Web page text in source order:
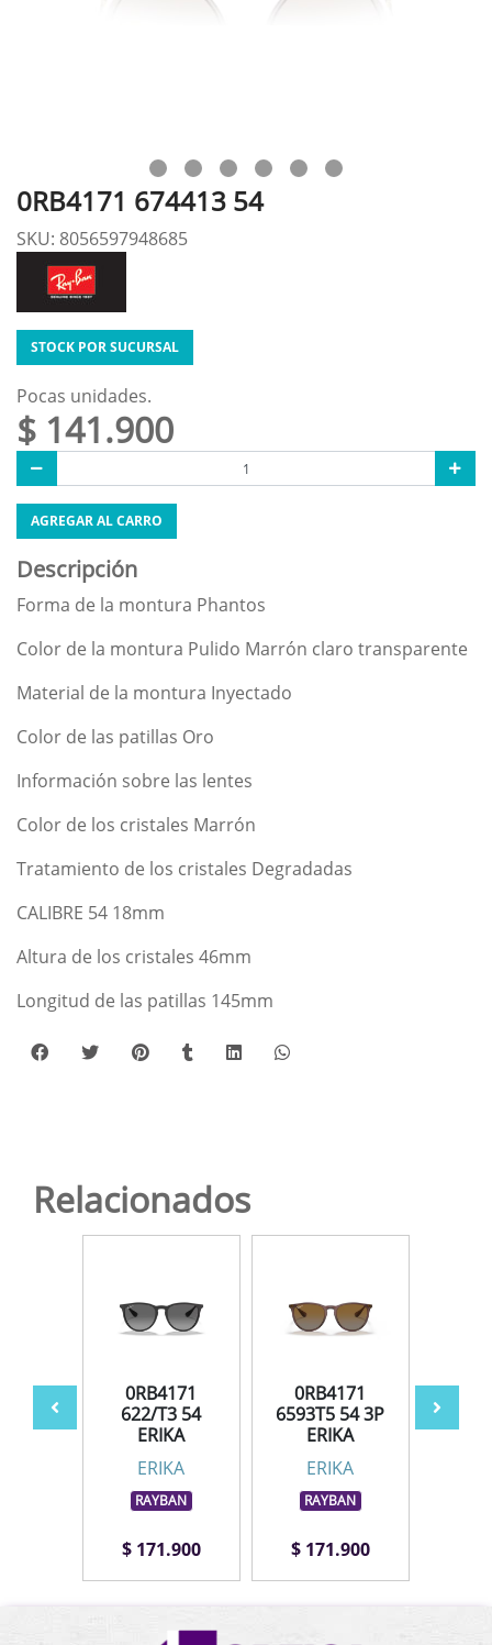
0RB4171 674413 54
SKU: 8056597948685
STOCK POR SUCURSAL
Pocas unidades.
$ 141.900
AGREGAR AL CARRO
Descripción
Forma de la montura Phantos
Color de la montura Pulido Marrón claro transparente
Material de la montura Inyectado
Color de las patillas Oro
Información sobre las lentes
Color de los cristales Marrón
Tratamiento de los cristales Degradadas
CALIBRE 54 18mm
Altura de los cristales 46mm
Longitud de las patillas 145mm
Relacionados
0RB4171
622/T3 54
ERIKA
ERIKA
RAYBAN
$ 171.900
0RB4171
6593T5 54 3P
ERIKA
ERIKA
RAYBAN
$ 171.900